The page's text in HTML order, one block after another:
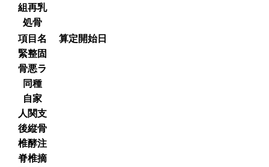
組再乳
処骨
項目名
算定開始日
緊整固
骨悪ラ
同種
自家
人関支
後縦骨
椎酵注
脊椎摘